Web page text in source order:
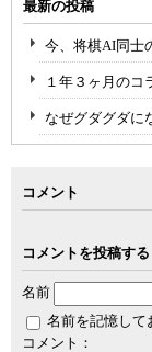
最新の投稿
今、将棋AI同士
１年３ヶ月のコ
なぜグダグダに
コメント
コメントを投稿する
名前
名前を記憶して
コメント：